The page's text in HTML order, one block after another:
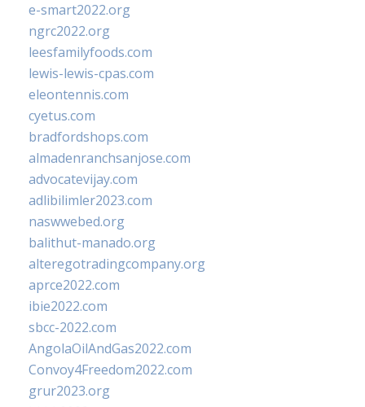
e-smart2022.org
ngrc2022.org
leesfamilyfoods.com
lewis-lewis-cpas.com
eleontennis.com
cyetus.com
bradfordshops.com
almadenranchsanjose.com
advocatevijay.com
adlibilimler2023.com
naswwebed.org
balithut-manado.org
alteregotradingcompany.org
aprce2022.com
ibie2022.com
sbcc-2022.com
AngolaOilAndGas2022.com
Convoy4Freedom2022.com
grur2023.org